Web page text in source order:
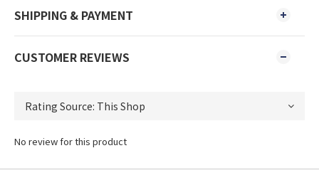
SHIPPING & PAYMENT
CUSTOMER REVIEWS
No review for this product